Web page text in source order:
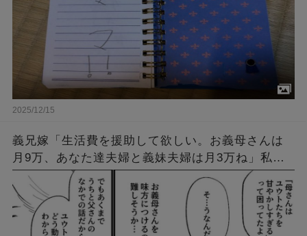
2025/12/15
義兄嫁「生活費を援助して欲しい。お義母さんは
月9万、あなた達夫婦と義妹夫婦は月3万ね」私達
「何で？」義兄嫁「お昼にお菓子しか食べられな
いほど困ってるんです！」→結果…